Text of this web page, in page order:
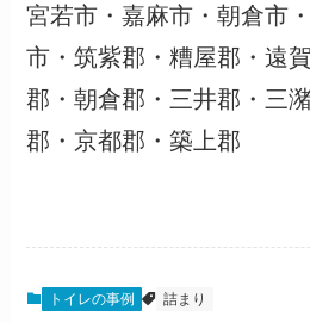
宮若市・嘉麻市・朝倉市
市・筑紫郡・糟屋郡・遠
郡・朝倉郡・三井郡・三
郡・京都郡・築上郡
トイレの事例 詰まり